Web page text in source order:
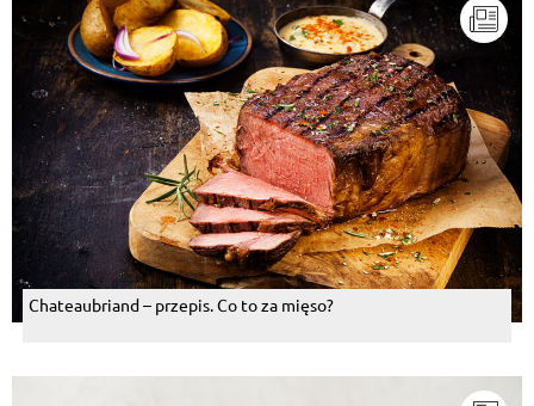
Chateaubriand – przepis. Co to za mięso?